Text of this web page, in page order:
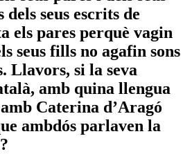
seus escrits de
els pares perquè vagin
seus fills no agafin sons
Llavors, si la seva
amb quina llengua
Caterina d’Aragó
ambdós parlaven la